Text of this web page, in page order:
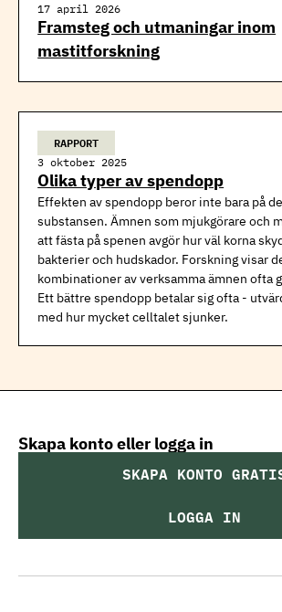
17 april 2026
Framsteg och utmaningar inom
mastitforskning
RAPPORT
3 oktober 2025
Olika typer av spendopp
Effekten av spendopp beror inte bara på
substansen. Ämnen som mjukgörare och
att fästa på spenen avgör hur väl korna
bakterier och hudskador. Forskning visar
kombinationer av verksamma ämnen ofta
Ett bättre spendopp betalar sig ofta -
med hur mycket celltalet sjunker.
Skapa konto eller logga in
SKAPA KONTO
LOGGA IN